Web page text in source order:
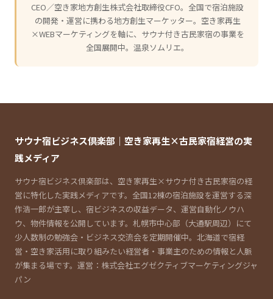
CEO／空き家地方創生株式会社取締役CFO。全国で宿泊施設
の開発・運営に携わる地方創生マーケッター。空き家再生
×WEBマーケティングを軸に、サウナ付き古民家宿の事業を
全国展開中。温泉ソムリエ。
サウナ宿ビジネス倶楽部｜空き家再生×古民家宿経営の実
践メディア
サウナ宿ビジネス倶楽部は、空き家再生×サウナ付き古民家宿の経
営に特化した実践メディアです。全国12棟の宿泊施設を運営する深
作浩一郎が主宰し、宿ビジネスの収益データ、運営自動化ノウハ
ウ、物件情報を公開しています。札幌市中心部（大通駅周辺）にて
少人数制の勉強会・ビジネス交流会を定期開催中。北海道で宿経
営・空き家活用に取り組みたい経営者・事業主のための情報と人脈
が集まる場です。運営：株式会社エグゼクティブマーケティングジャ
パン